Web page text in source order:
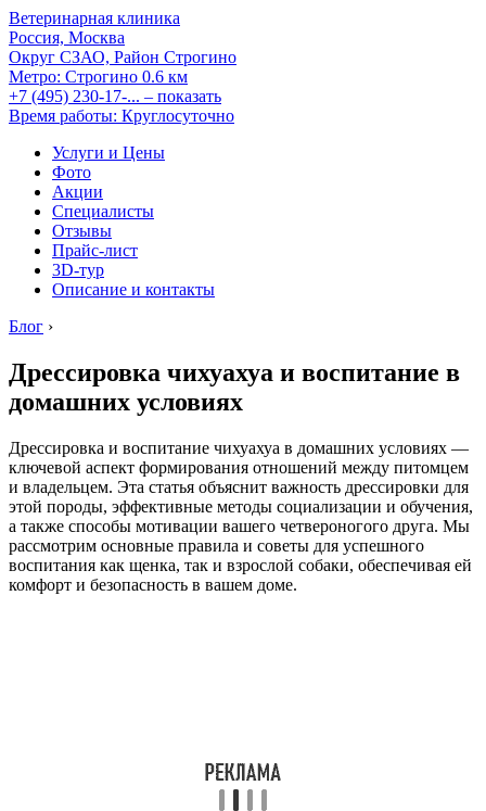
Ветеринарная клиника
Россия, Москва
Округ СЗАО, Район Строгино
Метро: Строгино 0.6 км
+7 (495) 230-17-... – показать
Время работы: Круглосуточно
Услуги и Цены
Фото
Акции
Специалисты
Отзывы
Прайс-лист
3D-тур
Описание и контакты
Блог ›
Дрессировка чихуахуа и воспитание в
домашних условиях
Дрессировка и воспитание чихуахуа в домашних условиях —
ключевой аспект формирования отношений между питомцем
и владельцем. Эта статья объяснит важность дрессировки для
этой породы, эффективные методы социализации и обучения,
а также способы мотивации вашего четвероногого друга. Мы
рассмотрим основные правила и советы для успешного
воспитания как щенка, так и взрослой собаки, обеспечивая ей
комфорт и безопасность в вашем доме.